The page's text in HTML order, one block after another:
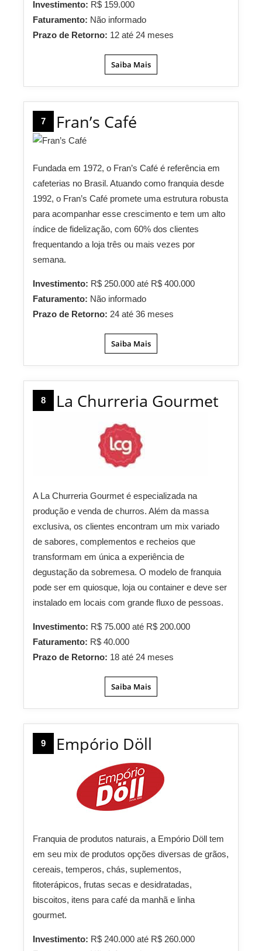
Investimento: R$ 159.000
Faturamento: Não informado
Prazo de Retorno: 12 até 24 meses
Saiba Mais
7 Fran’s Café
Fundada em 1972, o Fran’s Café é referência em
cafeterias no Brasil. Atuando como franquia desde
1992, o Fran’s Café promete uma estrutura robusta
para acompanhar esse crescimento e tem um alto
índice de fidelização, com 60% dos clientes
frequentando a loja três ou mais vezes por
semana.
Investimento: R$ 250.000 até R$ 400.000
Faturamento: Não informado
Prazo de Retorno: 24 até 36 meses
Saiba Mais
8 La Churreria Gourmet
A La Churreria Gourmet é especializada na
produção e venda de churros. Além da massa
exclusiva, os clientes encontram um mix variado
de sabores, complementos e recheios que
transformam em única a experiência de
degustação da sobremesa. O modelo de franquia
pode ser em quiosque, loja ou container e deve ser
instalado em locais com grande fluxo de pessoas.
Investimento: R$ 75.000 até R$ 200.000
Faturamento: R$ 40.000
Prazo de Retorno: 18 até 24 meses
Saiba Mais
9 Empório Döll
Franquia de produtos naturais, a Empório Döll tem
em seu mix de produtos opções diversas de grãos,
cereais, temperos, chás, suplementos,
fitoterápicos, frutas secas e desidratadas,
biscoitos, itens para café da manhã e linha
gourmet.
Investimento: R$ 240.000 até R$ 260.000